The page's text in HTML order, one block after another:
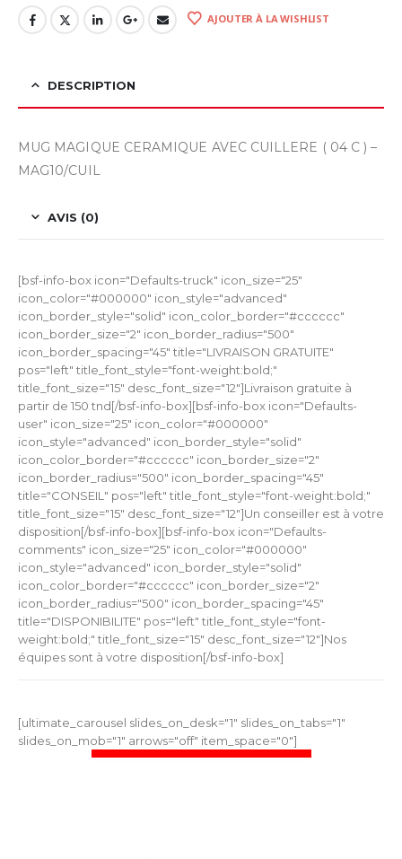
AJOUTER À LA WISHLIST
DESCRIPTION
MUG MAGIQUE CERAMIQUE AVEC CUILLERE ( 04 C ) –
MAG10/CUIL
AVIS (0)
[bsf-info-box icon="Defaults-truck" icon_size="25"
icon_color="#000000" icon_style="advanced"
icon_border_style="solid" icon_color_border="#cccccc"
icon_border_size="2" icon_border_radius="500"
icon_border_spacing="45" title="LIVRAISON GRATUITE"
pos="left" title_font_style="font-weight:bold;"
title_font_size="15" desc_font_size="12"]Livraison gratuite à
partir de 150 tnd[/bsf-info-box][bsf-info-box icon="Defaults-
user" icon_size="25" icon_color="#000000"
icon_style="advanced" icon_border_style="solid"
icon_color_border="#cccccc" icon_border_size="2"
icon_border_radius="500" icon_border_spacing="45"
title="CONSEIL" pos="left" title_font_style="font-weight:bold;"
title_font_size="15" desc_font_size="12"]Un conseiller est à votre
disposition[/bsf-info-box][bsf-info-box icon="Defaults-
comments" icon_size="25" icon_color="#000000"
icon_style="advanced" icon_border_style="solid"
icon_color_border="#cccccc" icon_border_size="2"
icon_border_radius="500" icon_border_spacing="45"
title="DISPONIBILITE" pos="left" title_font_style="font-
weight:bold;" title_font_size="15" desc_font_size="12"]Nos
équipes sont à votre disposition[/bsf-info-box]
[ultimate_carousel slides_on_desk="1" slides_on_tabs="1"
slides_on_mob="1" arrows="off" item_space="0"]